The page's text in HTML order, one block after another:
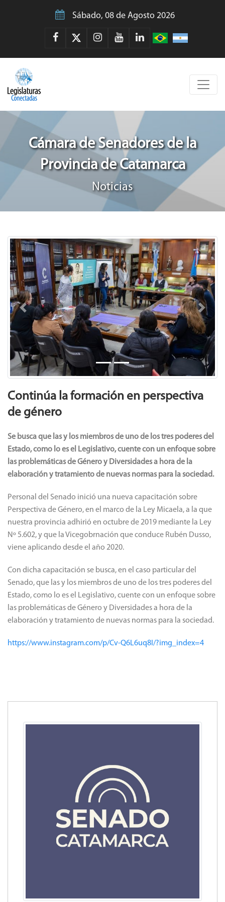
Sábado, 08 de Agosto 2026
Cámara de Senadores de la
Provincia de Catamarca
Noticias
Previous Next
Continúa la formación en perspectiva
de género
Se busca que las y los miembros de uno de los tres poderes del
Estado, como lo es el Legislativo, cuente con un enfoque sobre
las problemáticas de Género y Diversidades a hora de la
elaboración y tratamiento de nuevas normas para la sociedad.
Personal del Senado inició una nueva capacitación sobre
Perspectiva de Género, en el marco de la Ley Micaela, a la que
nuestra provincia adhirió en octubre de 2019 mediante la Ley
Nº 5.602, y que la Vicegobrnación que conduce Rubén Dusso,
viene aplicando desde el año 2020.
Con dicha capacitación se busca, en el caso particular del
Senado, que las y los miembros de uno de los tres poderes del
Estado, como lo es el Legislativo, cuente con un enfoque sobre
las problemáticas de Género y Diversidades a hora de la
elaboración y tratamiento de nuevas normas para la sociedad.
https://www.instagram.com/p/Cv-Q6L6uq8I/?img_index=4